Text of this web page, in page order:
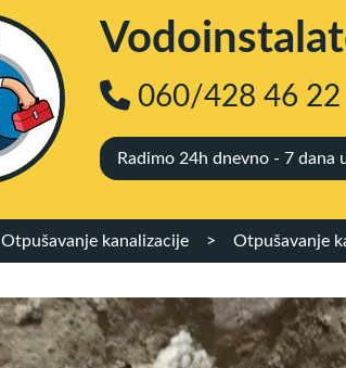
060/428 46 22
Radimo 24h dnevno - 7 dana
Otpušavanje kanalizacije > Otpušavanje